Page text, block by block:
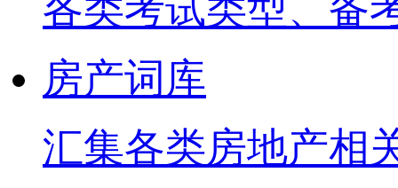
房产词库
汇集各类房地产相